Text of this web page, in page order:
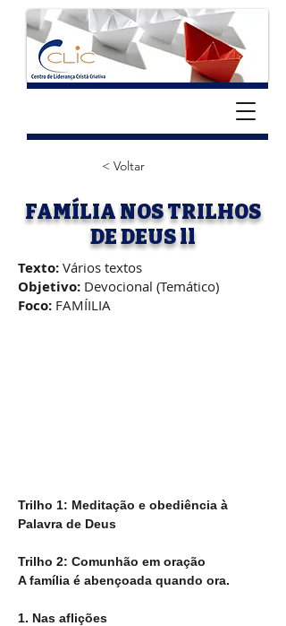
< Voltar
FAMÍLIA NOS TRILHOS
DE DEUS ll
Texto: Vários textos
Objetivo: Devocional (Temático)
Foco: FAMÍILIA
Trilho 1: Meditação e obediência à
Palavra de Deus
Trilho 2: Comunhão em oração
A família é abençoada quando ora.
1. Nas aflições